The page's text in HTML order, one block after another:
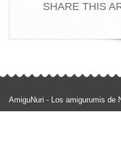
SHARE THIS
AmiguNuri - Los amigurumis de